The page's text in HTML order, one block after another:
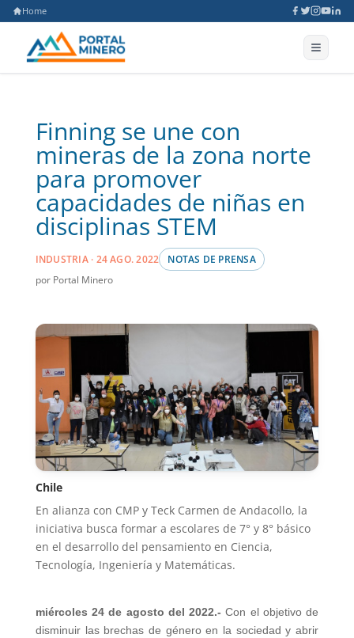
Home
Finning se une con
mineras de la zona norte
para promover
capacidades de niñas en
disciplinas STEM
INDUSTRIA · 24 AGO. 2022 NOTAS DE PRENSA
por Portal Minero
Chile
En alianza con CMP y Teck Carmen de Andacollo, la
iniciativa busca formar a escolares de 7° y 8° básico
en el desarrollo del pensamiento en Ciencia,
Tecnología, Ingeniería y Matemáticas.
miércoles 24 de agosto del 2022.- Con el objetivo de
disminuir las brechas de género en la sociedad y abrir